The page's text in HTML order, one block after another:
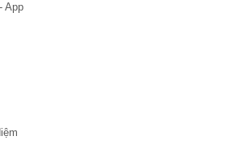
App